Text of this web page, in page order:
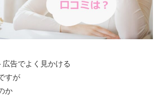
告でよく見かける
すが
か